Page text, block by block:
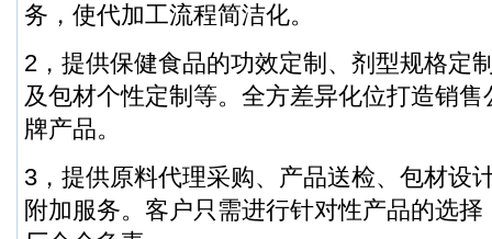
务，使代加工流程简洁化。
2，提供保健食品的功效定制、剂型规格定
及包材个性定制等。全方差异化位打造销
牌产品。
3，提供原料代理采购、产品送检、包材设
附加服务。客户只需进行针对性产品的选